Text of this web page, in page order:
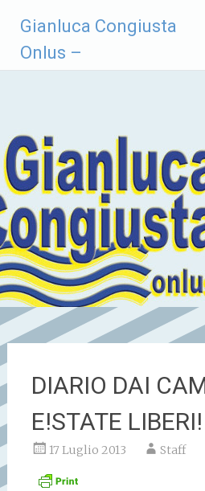
contenuto
Gianluca Congiusta
Onlus –
DIARIO DAI
E!STATE LIBERI!
17 Luglio 2013 Staff